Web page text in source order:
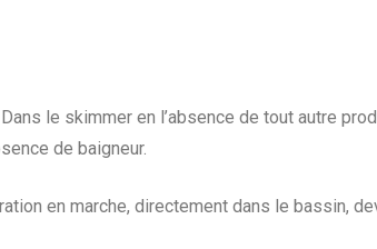
Dans le skimmer en l’absence de tout autre
de baigneur.
en marche, directement dans le bassin,